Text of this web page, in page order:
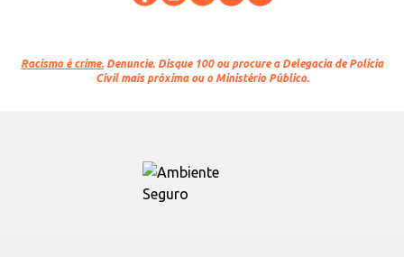
Racismo é crime. Denuncie. Disque 100 ou procure a Delegacia de Polícia
Civil mais próxima ou o Ministério Público.